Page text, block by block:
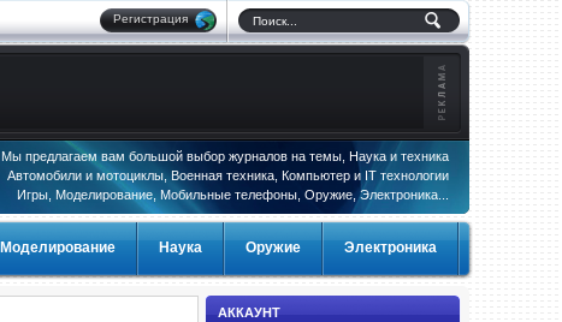
Регистрация
Мы предлагаем вам большой выбор журналов на темы, Наука и техника
Автомобили и мотоциклы, Военная техника, Компьютер и IT технологии
Игры, Моделирование, Мобильные телефоны, Оружие, Электроника...
Моделирование Наука Оружие Электроника
АККАУНТ